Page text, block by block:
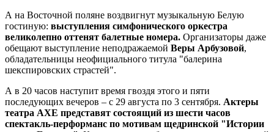
А на Восточной поляне воздвигнут музыкальную Белую
гостиную: выступления симфонического оркестра
великолепно оттенят балетные номера. Организаторы даже
обещают выступление неподражаемой Веры Арбузовой,
обладательницы неофициального титула "балерина
шекспировских страстей".
А в 20 часов наступит время гвоздя этого и пяти
последующих вечеров – с 29 августа по 3 сентября. Актеры
театра АХЕ представят состоящий из шести часов
спектакль-перформанс по мотивам щедринской "Истории